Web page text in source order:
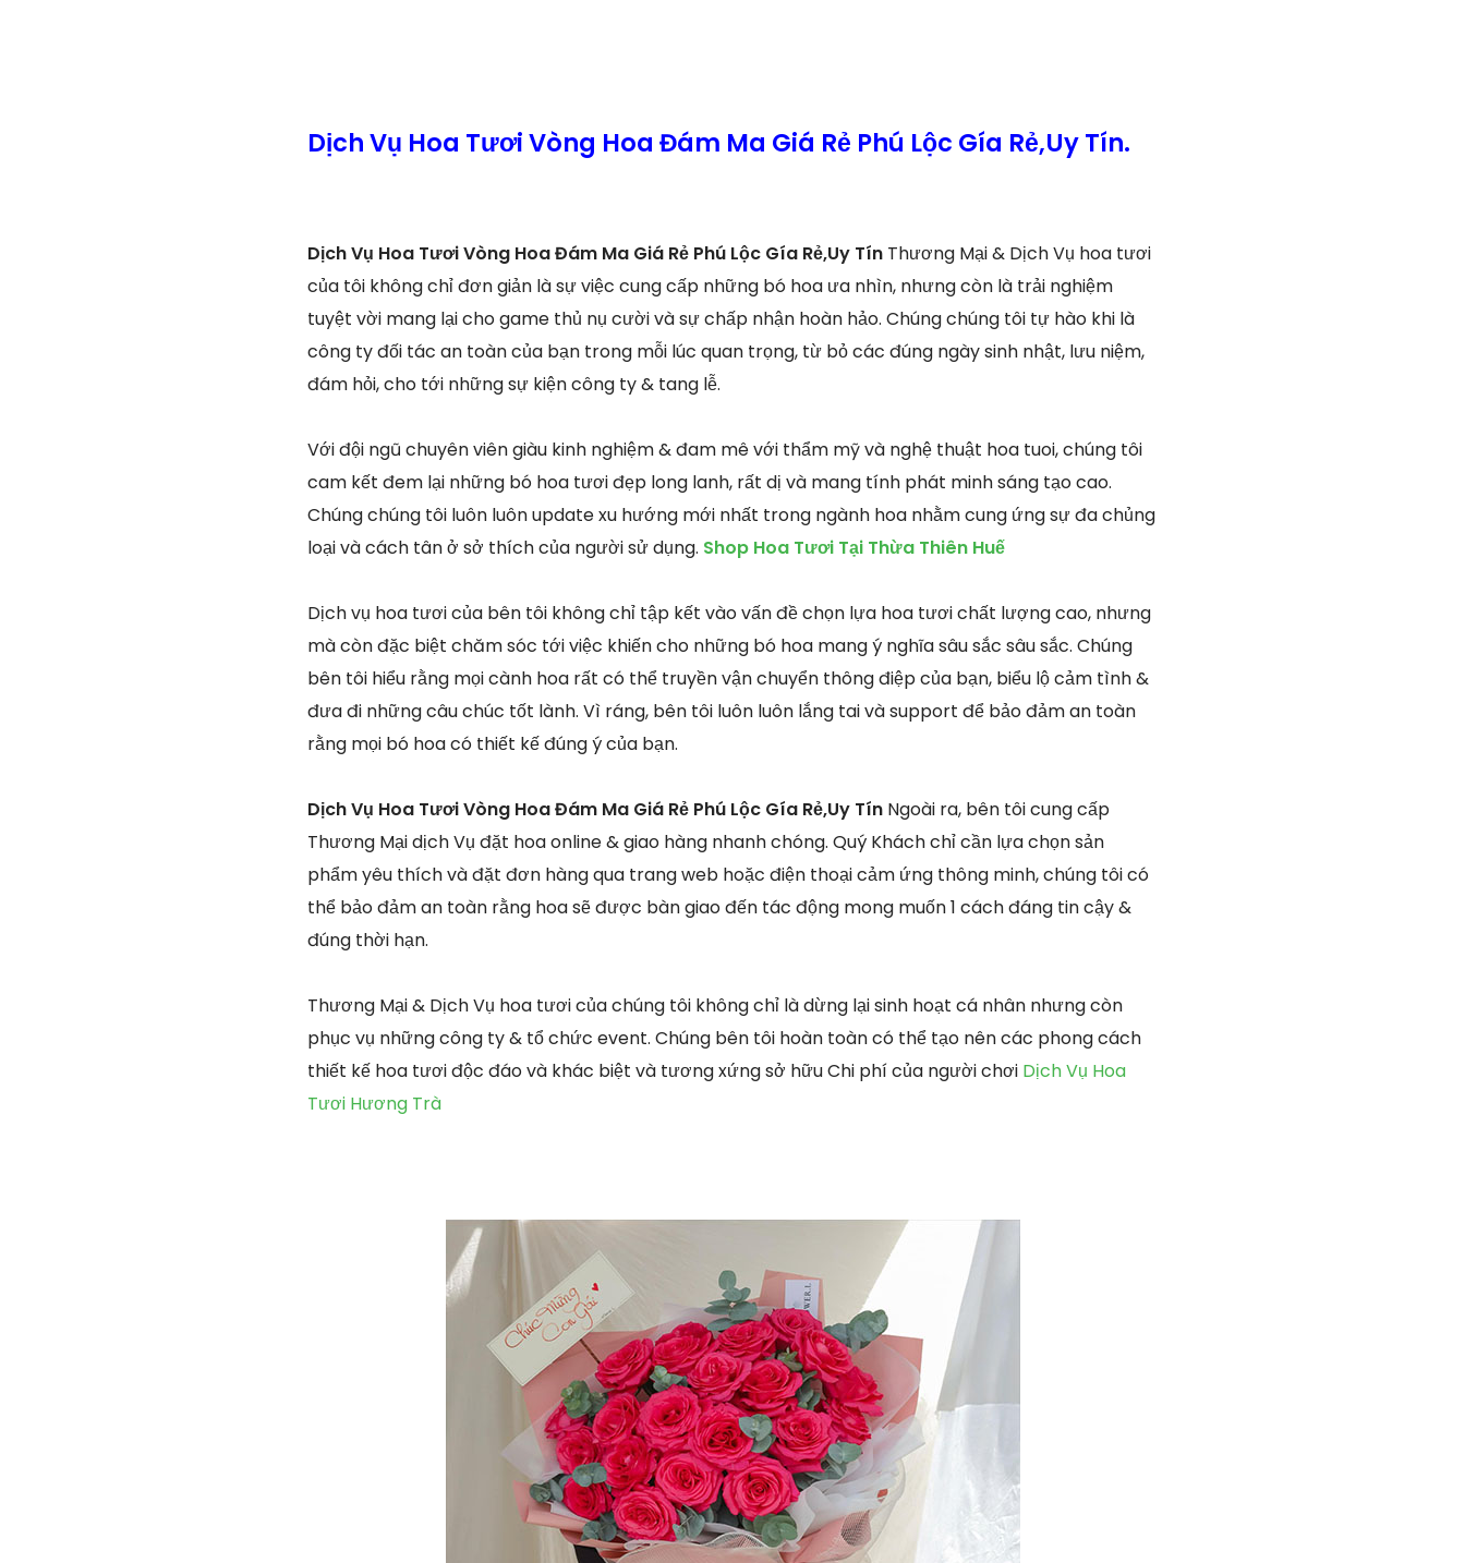
Dịch Vụ Hoa Tươi Vòng Hoa Đám Ma Giá Rẻ Phú Lộc Gía Rẻ,Uy Tín.
Dịch Vụ Hoa Tươi Vòng Hoa Đám Ma Giá Rẻ Phú Lộc Gía Rẻ,Uy Tín Thương Mại & Dịch Vụ hoa tươi
của tôi không chỉ đơn giản là sự việc cung cấp những bó hoa ưa nhìn, nhưng còn là trải nghiệm
tuyệt vời mang lại cho game thủ nụ cười và sự chấp nhận hoàn hảo. Chúng chúng tôi tự hào khi là
công ty đối tác an toàn của bạn trong mỗi lúc quan trọng, từ bỏ các đúng ngày sinh nhật, lưu niệm,
đám hỏi, cho tới những sự kiện công ty & tang lễ.
Với đội ngũ chuyên viên giàu kinh nghiệm & đam mê với thẩm mỹ và nghệ thuật hoa tuoi, chúng tôi
cam kết đem lại những bó hoa tươi đẹp long lanh, rất dị và mang tính phát minh sáng tạo cao.
Chúng chúng tôi luôn luôn update xu hướng mới nhất trong ngành hoa nhằm cung ứng sự đa chủng
loại và cách tân ở sở thích của người sử dụng. Shop Hoa Tươi Tại Thừa Thiên Huế
Dịch vụ hoa tươi của bên tôi không chỉ tập kết vào vấn đề chọn lựa hoa tươi chất lượng cao, nhưng
mà còn đặc biệt chăm sóc tới việc khiến cho những bó hoa mang ý nghĩa sâu sắc sâu sắc. Chúng
bên tôi hiểu rằng mọi cành hoa rất có thể truyền vận chuyển thông điệp của bạn, biểu lộ cảm tình &
đưa đi những câu chúc tốt lành. Vì ráng, bên tôi luôn luôn lắng tai và support để bảo đảm an toàn
rằng mọi bó hoa có thiết kế đúng ý của bạn.
Dịch Vụ Hoa Tươi Vòng Hoa Đám Ma Giá Rẻ Phú Lộc Gía Rẻ,Uy Tín Ngoài ra, bên tôi cung cấp
Thương Mại dịch Vụ đặt hoa online & giao hàng nhanh chóng. Quý Khách chỉ cần lựa chọn sản
phẩm yêu thích và đặt đơn hàng qua trang web hoặc điện thoại cảm ứng thông minh, chúng tôi có
thể bảo đảm an toàn rằng hoa sẽ được bàn giao đến tác động mong muốn 1 cách đáng tin cậy &
đúng thời hạn.
Thương Mại & Dịch Vụ hoa tươi của chúng tôi không chỉ là dừng lại sinh hoạt cá nhân nhưng còn
phục vụ những công ty & tổ chức event. Chúng bên tôi hoàn toàn có thể tạo nên các phong cách
thiết kế hoa tươi độc đáo và khác biệt và tương xứng sở hữu Chi phí của người chơi Dịch Vụ Hoa
Tươi Hương Trà